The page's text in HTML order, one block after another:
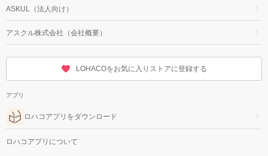
ASKUL（法人向け）
アスクル株式会社（会社概要）
LOHACOをお気に入りストアに登録する
アプリ
ロハコアプリをダウンロード
ロハコアプリについて